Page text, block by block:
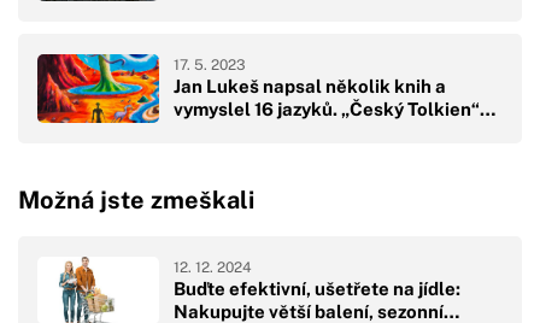
Jan Lukeš napsal několik knih a
vymyslel 16 jazyků. „Český Tolkien“…
17. 5. 2023
Možná jste zmeškali
Buďte efektivní, ušetřete na jídle:
Nakupujte větší balení, sezonní…
12. 12. 2024